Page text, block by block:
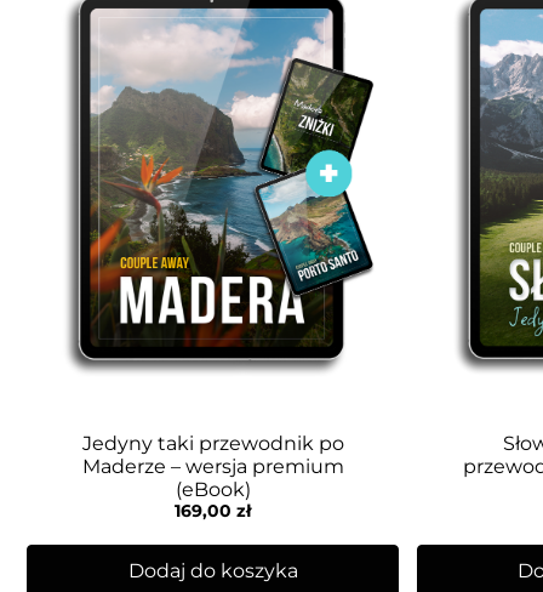
Jedyny taki przewodnik po
Maderze – wersja premium
(eBook)
169,00zł
Dodaj do koszyka